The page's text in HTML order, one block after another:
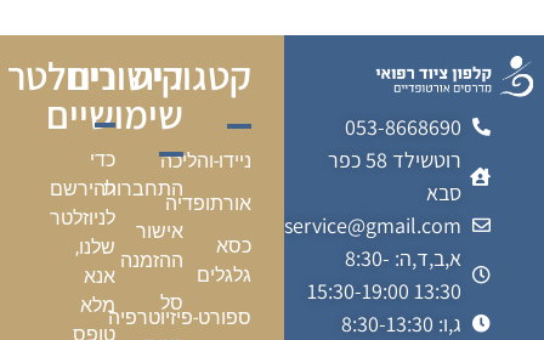
053-8668690
רוטשילד 58 כפר
סבא
kalfonmedicalservice@gmail.com
א,ב,ד,ה: 8:30-
13:30 15:30-19:00
ג,ו: 8:30-13:30
קטגוריה
ניידו-והליכה
אורתופדיה
כסא
גלגלים
ספורט-פיזיוטרפיה
קישורים
שימושיים
התחברות
אישור
ההזמנה
סל
ניוזלטר
כדי
להירשם
לניוזלטר
שלנו,
אנא
מלא
טופס